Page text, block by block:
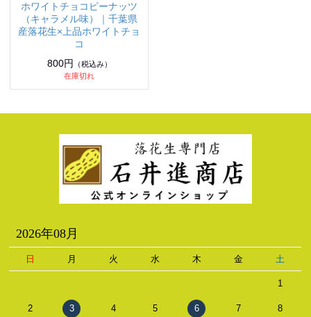
ホワイトチョコピーナッツ
（キャラメル味）｜千葉県
産落花生×上品ホワイトチョ
コ
800円
（税込み）
在庫切れ
2026年08月
日 月 火 水 木 金 土
1
2 3 4 5 6 7 8